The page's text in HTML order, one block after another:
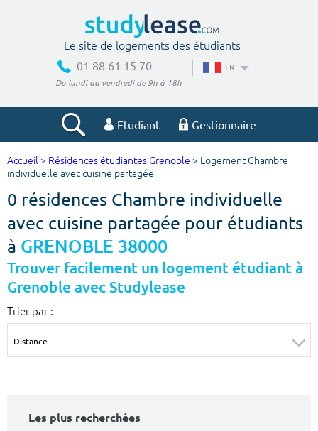
Le site de logements des étudiants
01 88 61 15 70
Du lundi au vendredi de 9h à 18h
FR
Etudiant Gestionnaire
Votre recherche
Ville, école
Budget min
€
Budget max
m² m²
Accueil > Résidences étudiantes Grenoble > Logement Chambre
individuelle avec cuisine partagée
0 résidences Chambre individuelle
avec cuisine partagée pour étudiants
à GRENOBLE 38000
Trouver facilement un logement étudiant à
Grenoble avec Studylease
Trier par :
Les plus recherchées